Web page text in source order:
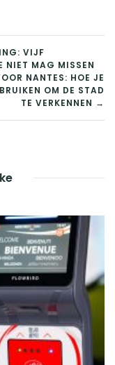
VIJF
NIET MAG MISSEN
NANTES: HOE JE
OM DE STAD
TE VERKENNEN →